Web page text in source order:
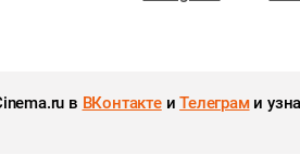
в ВКонтактеиТелеграми